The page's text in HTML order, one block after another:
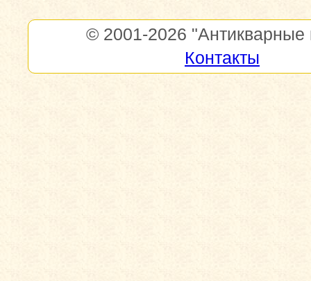
© 2001-2026 "Антикварные
Контакты